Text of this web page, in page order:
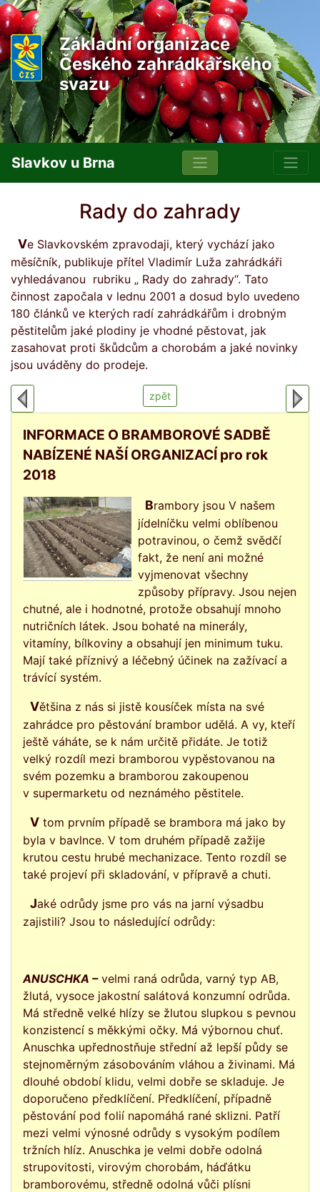
Základní organizace
Českého zahrádkářského
svazu
Slavkov u Brna
Rady do zahrady
Ve Slavkovském zpravodaji, který vychází jako
měsíčník, publikuje přítel Vladimír Luža zahrádkáři
vyhledávanou rubriku „ Rady do zahrady“. Tato
činnost započala v lednu 2001 a dosud bylo uvedeno
180 článků ve kterých radí zahrádkářům i drobným
pěstitelům jaké plodiny je vhodné pěstovat, jak
zasahovat proti škůdcům a chorobám a jaké novinky
jsou uváděny do prodeje.
zpět
INFORMACE O BRAMBOROVÉ SADBĚ
NABÍZENÉ NAŠÍ ORGANIZACÍ pro rok
2018
Brambory jsou V našem
jídelníčku velmi oblíbenou
potravinou, o čemž svědčí
fakt, že není ani možné
vyjmenovat všechny
způsoby přípravy. Jsou nejen
chutné, ale i hodnotné, protože obsahují mnoho
nutričních látek. Jsou bohaté na minerály,
vitamíny, bílkoviny a obsahují jen minimum tuku.
Mají také příznivý a léčebný účinek na zažívací a
trávící systém.
Většina z nás si jistě kousíček místa na své
zahrádce pro pěstování brambor udělá. A vy, kteří
ještě váháte, se k nám určitě přidáte. Je totiž
velký rozdíl mezi bramborou vypěstovanou na
svém pozemku a bramborou zakoupenou
v supermarketu od neznámého pěstitele.
V tom prvním případě se brambora má jako by
byla v bavlnce. V tom druhém případě zažije
krutou cestu hrubé mechanizace. Tento rozdíl se
také projeví při skladování, v přípravě a chuti.
Jaké odrůdy jsme pro vás na jarní výsadbu
zajistili? Jsou to následující odrůdy:
ANUSCHKA –velmi raná odrůda, varný typ AB,
žlutá, vysoce jakostní salátová konzumní odrůda.
Má středně velké hlízy se žlutou slupkou s pevnou
konzistencí s měkkými očky. Má výbornou chuť.
Anuschka upřednostňuje střední až lepší půdy se
stejnoměrným zásobováním vláhou a živinami. Má
dlouhé období klidu, velmi dobře se skladuje. Je
doporučeno předklíčení. Předklíčení, případně
pěstování pod folií napomáhá rané sklizni. Patří
mezi velmi výnosné odrůdy s vysokým podílem
tržních hlíz. Anuschka je velmi dobře odolná
strupovitosti, virovým chorobám, háďátku
bramborovému, středně odolná vůči plísni